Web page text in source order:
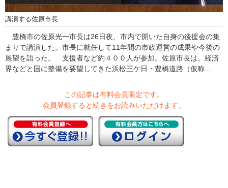
講演する佐原市長
豊橋市の佐原光一市長は26日夜、市内で開いた自身の後援会の集
まりで講演した。市長に就任して11年間の市政運営の成果や今後の
展望を語った。 支援者など約４００人が参加。佐原市長は、経済
界などと国に整備を要望してきた浜松三ケ日・豊橋道路（仮称...
この記事は有料会員限定です。
会員登録すると続きをお読みいただけます。